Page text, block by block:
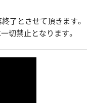
了とさせて頂きます。
切禁止となります。